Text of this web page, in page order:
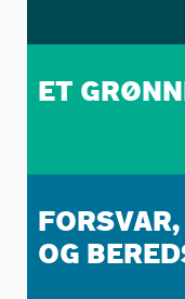
130 pct.
loft
ET
Styrk det
OG